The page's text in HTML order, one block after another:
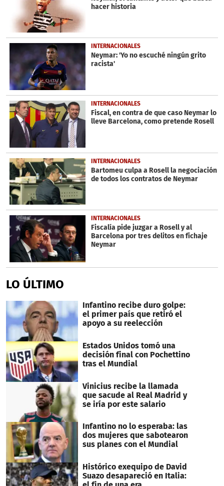
seconds
hacer historia
INTERNACIONALES
Neymar: 'Yo no escuché ningún grito
racista'
INTERNACIONALES
Fiscal, en contra de que caso Neymar lo
lleve Barcelona, como pretende Rosell
INTERNACIONALES
Bartomeu culpa a Rosell la negociación
de todos los contratos de Neymar
INTERNACIONALES
Fiscalía pide juzgar a Rosell y al
Barcelona por tres delitos en fichaje
Neymar
LO ÚLTIMO
Infantino recibe duro golpe:
el primer país que retiró el
apoyo a su reelección
Estados Unidos tomó una
decisión final con Pochettino
tras el Mundial
Vinicius recibe la llamada
que sacude al Real Madrid y
se iría por este salario
Infantino no lo esperaba: las
dos mujeres que sabotearon
sus planes con el Mundial
Histórico exequipo de David
Suazo desapareció en Italia: